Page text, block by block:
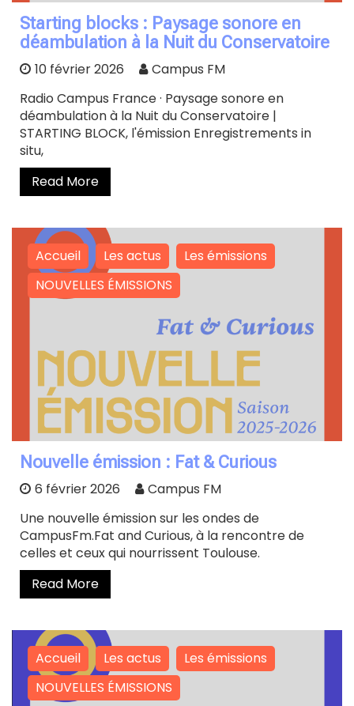
Starting blocks : Paysage sonore en
déambulation à la Nuit du Conservatoire
10 février 2026
Campus FM
Radio Campus France · Paysage sonore en
déambulation à la Nuit du Conservatoire |
STARTING BLOCK, l'émission Enregistrements in
situ,
Read More
Accueil Les actus
Les émissions
NOUVELLES ÉMISSIONS
Nouvelle émission : Fat & Curious
6 février 2026
Campus FM
Une nouvelle émission sur les ondes de
CampusFm.Fat and Curious, à la rencontre de
celles et ceux qui nourrissent Toulouse.
Read More
Accueil Les actus
Les émissions
NOUVELLES ÉMISSIONS